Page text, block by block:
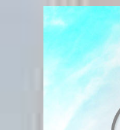
to
content